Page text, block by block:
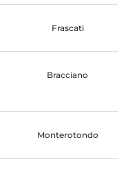
Frascati
Bracciano
Monterotondo